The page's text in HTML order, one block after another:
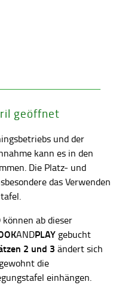
geöffnet
und der
kann es in den
Die Platz- und
das Verwenden
können ab dieser
ANDPLAY gebucht
2 und 3 ändert sich
die
einhängen.